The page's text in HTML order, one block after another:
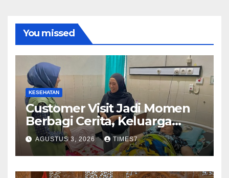
You missed
KESEHATAN
Customer Visit Jadi Momen
Berbagi Cerita, Keluarga
Nurhayati Rasakan Manfaat
NyataProgram JKN
AGUSTUS 3, 2026 TIMES7